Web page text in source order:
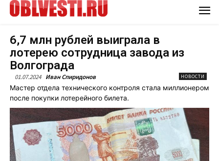
6,7 млн рублей выиграла в
лотерею сотрудница завода из
Волгограда
01.07.2024 Иван Спиридонов НОВОСТИ
Мастер отдела технического контроля стала миллионером
после покупки лотерейного билета.